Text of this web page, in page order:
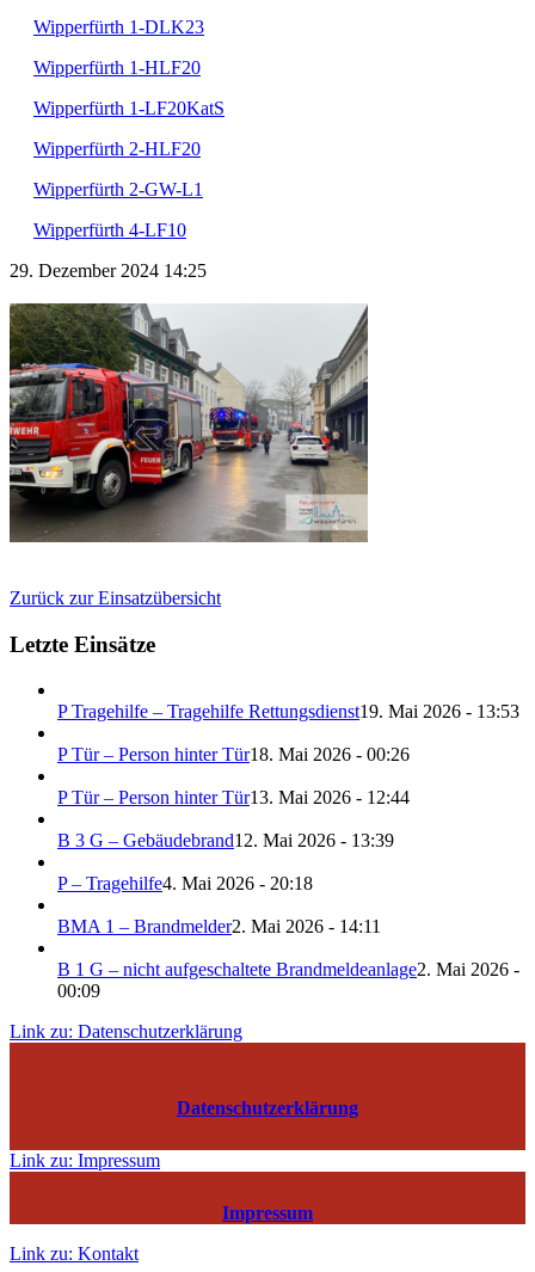
Wipperfürth 1-DLK23
Wipperfürth 1-HLF20
Wipperfürth 1-LF20KatS
Wipperfürth 2-HLF20
Wipperfürth 2-GW-L1
Wipperfürth 4-LF10
29. Dezember 2024 14:25
Zurück zur Einsatzübersicht
Letzte Einsätze
P Tragehilfe – Tragehilfe Rettungsdienst19. Mai 2026 - 13:53
P Tür – Person hinter Tür18. Mai 2026 - 00:26
P Tür – Person hinter Tür13. Mai 2026 - 12:44
B 3 G – Gebäudebrand12. Mai 2026 - 13:39
P – Tragehilfe4. Mai 2026 - 20:18
BMA 1 – Brandmelder2. Mai 2026 - 14:11
B 1 G – nicht aufgeschaltete Brandmeldeanlage2. Mai 2026 -
00:09
Link zu: Datenschutzerklärung
Datenschutzerklärung
Link zu: Impressum
Impressum
Link zu: Kontakt